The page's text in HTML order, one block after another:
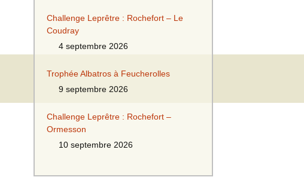
Challenge Leprêtre : Rochefort – Le
Coudray
4 septembre 2026
Trophée Albatros à Feucherolles
9 septembre 2026
Challenge Leprêtre : Rochefort –
Ormesson
10 septembre 2026